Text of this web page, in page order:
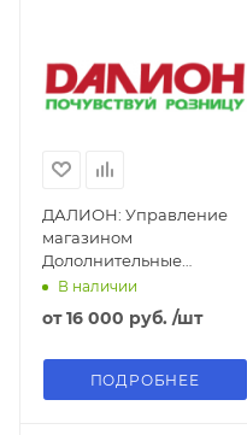
ДАЛИОН: Управление
магазином
Дололнительные
лицензии
В наличии
от16 000 руб. /шт
ПОДРОБНЕЕ